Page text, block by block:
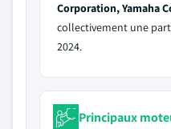
Corporation, Yamaha
collectivement une
2024.
Principaux